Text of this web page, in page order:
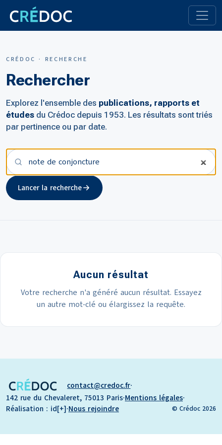
CRÉDOC · RECHERCHE
Rechercher
Explorez l'ensemble des publications, rapports et
études du Crédoc depuis 1953. Les résultats sont triés
par pertinence ou par date.
Votre recherche
Lancer la recherche
Aucun résultat
Votre recherche n'a généré aucun résultat. Essayez
un autre mot-clé ou élargissez la requête.
contact credoc.fr·
142 rue du Chevaleret, 75013 Paris·Mentions légales·
Réalisation : id[+]·Nous rejoindre © Crédoc 2026